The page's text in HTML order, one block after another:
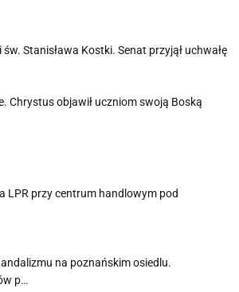
Stanisława Kostki. Senat przyjął uchwałę
Chrystus objawił uczniom swoją Boską
LPR przy centrum handlowym pod
na poznańskim osiedlu.
p…